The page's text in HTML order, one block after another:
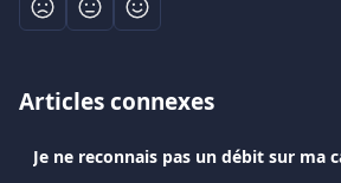
Articles connexes